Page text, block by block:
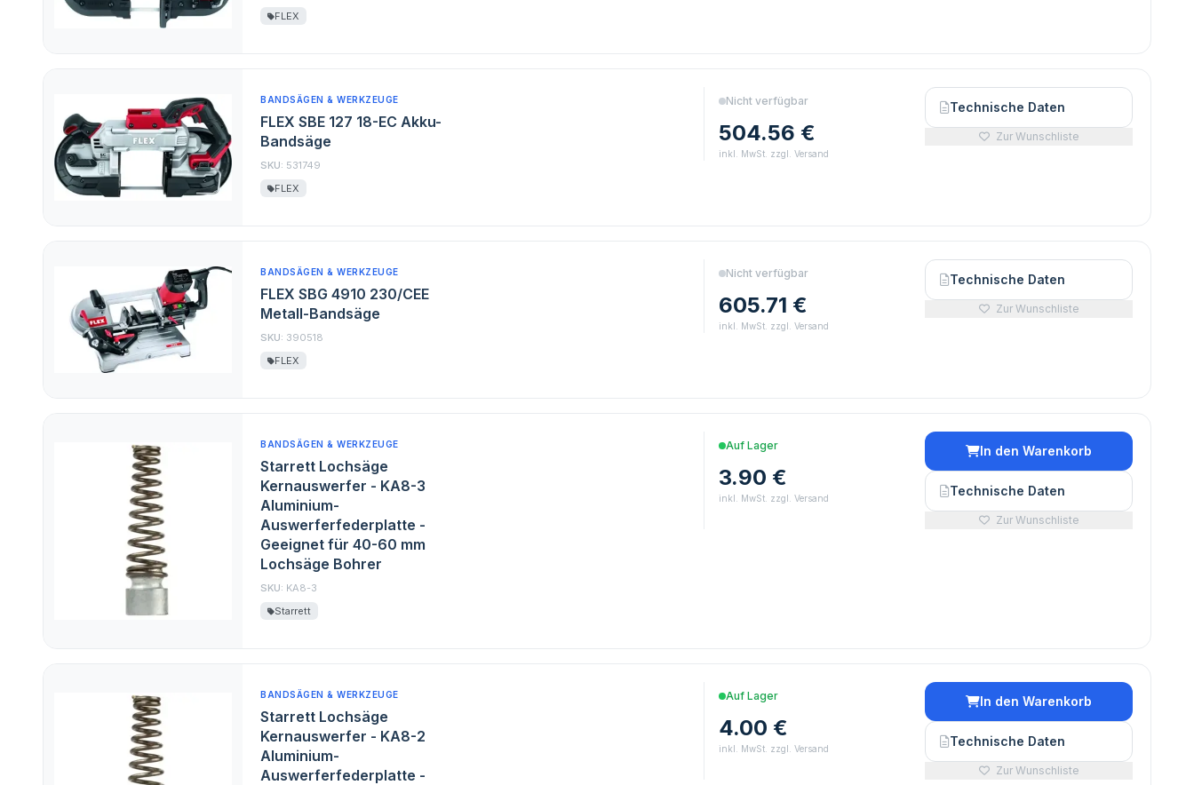
FLEX
BANDSÄGEN & WERKZEUGE
FLEX SBE 127 18-EC Akku-
Bandsäge
SKU: 531749
FLEX
Nicht verfügbar
504.56 €
inkl. MwSt. zzgl. Versand
Technische Daten
Zur Wunschliste
BANDSÄGEN & WERKZEUGE
FLEX SBG 4910 230/CEE
Metall-Bandsäge
SKU: 390518
FLEX
Nicht verfügbar
605.71 €
inkl. MwSt. zzgl. Versand
Technische Daten
Zur Wunschliste
BANDSÄGEN & WERKZEUGE
Starrett Lochsäge
Kernauswerfer - KA8-3
Aluminium-
Auswerferfederplatte -
Geeignet für 40-60 mm
Lochsäge Bohrer
SKU: KA8-3
Starrett
Auf Lager
3.90 €
inkl. MwSt. zzgl. Versand
In den Warenkorb
Technische Daten
Zur Wunschliste
BANDSÄGEN & WERKZEUGE
Starrett Lochsäge
Kernauswerfer - KA8-2
Aluminium-
Auswerferfederplatte -
Auf Lager
4.00 €
inkl. MwSt. zzgl. Versand
In den Warenkorb
Technische Daten
Zur Wunschliste